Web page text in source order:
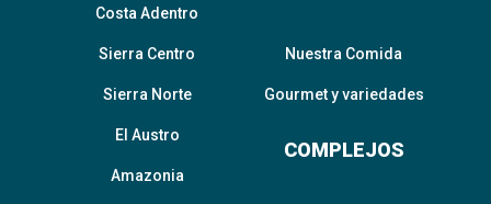
Costa Adentro
Sierra Centro
Sierra Norte
El Austro
Amazonia
Nuestra Comida
Gourmet y variedades
COMPLEJOS